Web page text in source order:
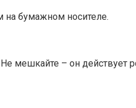
на бумажном носителе.
мешкайте – он действует